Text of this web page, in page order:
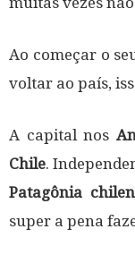
Ao começar o
voltar ao país,
A capital nos
Chile.
Patagônia
super a pena